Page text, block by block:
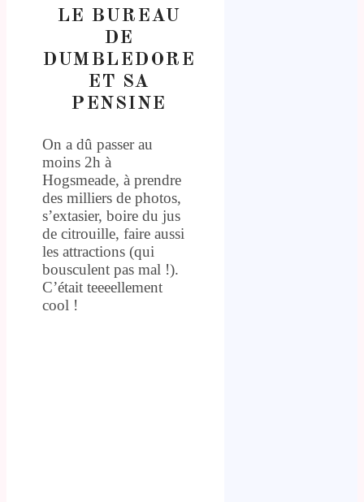
LE BUREAU
DE
DUMBLEDORE
ET SA
PENSINE
On a dû passer au
moins 2h à
Hogsmeade, à prendre
des milliers de photos,
s’extasier, boire du jus
de citrouille, faire aussi
les attractions (qui
bousculent pas mal !).
C’était teeeellement
cool !